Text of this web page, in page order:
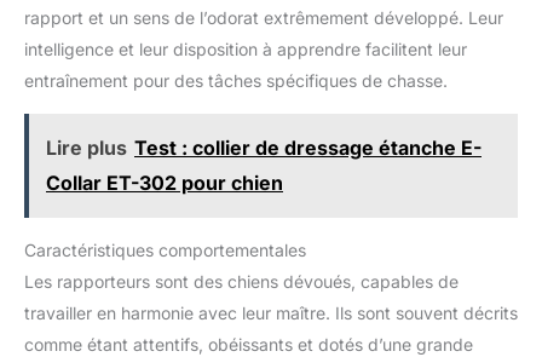
rapport et un sens de l’odorat extrêmement développé. Leur
intelligence et leur disposition à apprendre facilitent leur
entraînement pour des tâches spécifiques de chasse.
Lire plus Test : collier de dressage étanche E-
Collar ET-302 pour chien
Caractéristiques comportementales
Les rapporteurs sont des chiens dévoués, capables de
travailler en harmonie avec leur maître. Ils sont souvent décrits
comme étant attentifs, obéissants et dotés d’une grande